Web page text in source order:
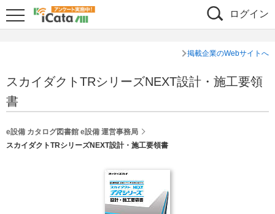
ログイン
掲載企業のWebサイトへ
スカイダクトTRシリーズNEXT設計・施工要領
書
e設備 カタログ図書館 e設備 運営事務局
スカイダクトTRシリーズNEXT設計・施工要領書